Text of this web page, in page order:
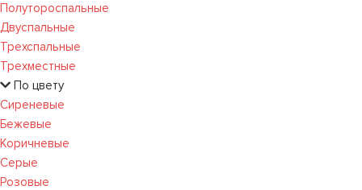
Полутороспальные
Двуспальные
Трехспальные
Трехместные
По цвету
Сиреневые
Бежевые
Коричневые
Серые
Розовые